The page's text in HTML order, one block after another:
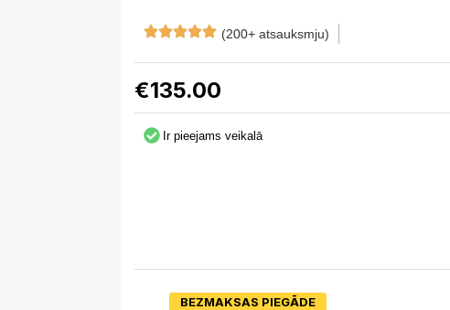
(200+ atsauksmju)
€135.00
Ir pieejams veikalā
BEZMAKSAS PIEGĀDE